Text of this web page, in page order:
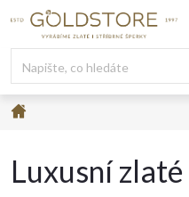
Luxusní